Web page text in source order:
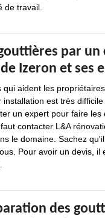
de travail.
par
Izeron et ses
aident les
est très
un expert pour faire les
contacter L&A
le domaine. Sachez
Pour avoir un devis, il
des